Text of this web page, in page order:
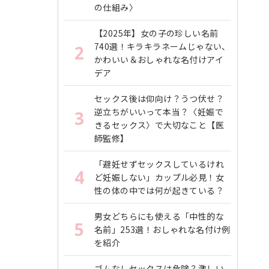
の仕組み〉
2
【2025年】女の子の珍しい名前
740選！キラキラネームじゃない、
かわいい＆おしゃれな名付けアイ
デア
3
セックス後は仰向け？うつ伏せ？
逆立ちがいいって本当？〈妊娠で
きるセックス〉で大切なこと【医
師監修】
4
「避妊せずセックスしているけれ
ど妊娠しない」カップル必見！女
性の体の中では何が起きている？
5
男女どちらにも使える「中性的な
名前」253選！おしゃれな名付け例
を紹介